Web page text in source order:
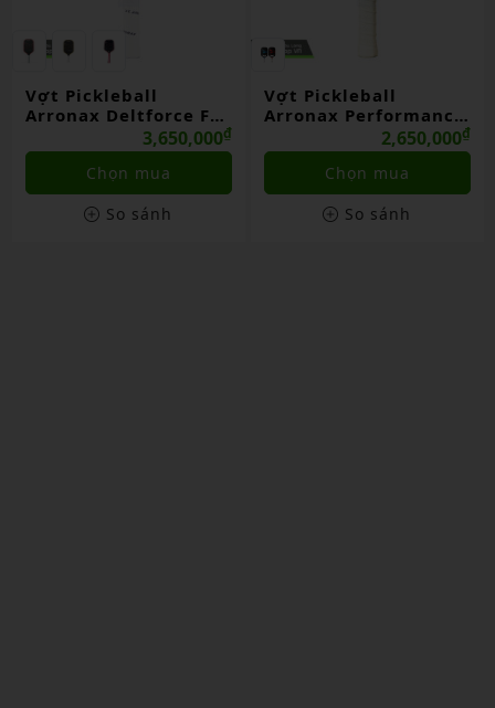
Vợt Pickleball
Arronax Performance
2,650,000
Chọn mua
So sánh
Vợt Pickle Ball
Arronax Elite X1
2,650,000
Liên hệ
So sánh